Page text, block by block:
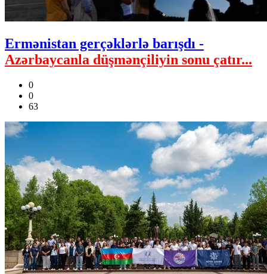
Ermənistan gerçəklərlə barışdı -
Azərbaycanla düşmənçiliyin sonu çatır...
0
0
63